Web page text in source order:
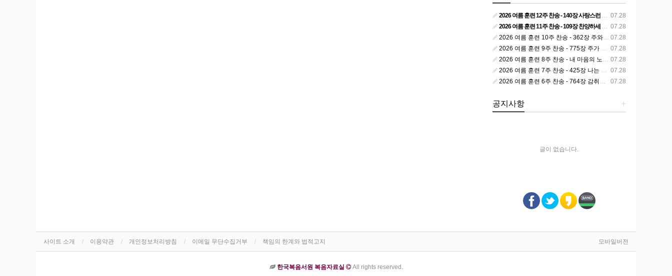
07.28
2026 여름 훈련 12주 찬송 - 140장 사랑스런 나의 신랑
07.28
2026 여름 훈련 11주 찬송 - 109장 찬양하세 주의 승리
07.28
2026 여름 훈련 10주 찬송 - 362장 주와 함께 못 박혀서
07.28
2026 여름 훈련 9주 찬송 - 775장 주가 구속하신 백성
07.28
2026 여름 훈련 8주 찬송 - 내 마음의 노래 393장 참 영광스런 우리 왕
07.28
2026 여름 훈련 7주 찬송 - 425장 나는 피조된 그릇
07.28
2026 여름 훈련 6주 찬송 - 764장 감취었던 비밀 나타났으니
+
공지사항
글이 없습니다.
사이트 소개 이용약관 개인정보처리방침 이메일 무단수집거부 책임의 한계와 법적고지 모바일버전
한국복음서원 복음자료실 All rights reserved.